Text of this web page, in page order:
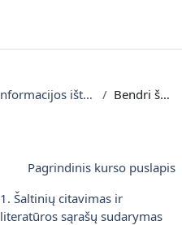
Efektyvus elektroninių mokslo informacijos išteklių naudojimas Bendri šaltiniai
Pagrindinis kurso puslapis
1. Šaltinių citavimas ir
literatūros sąrašų sudarymas